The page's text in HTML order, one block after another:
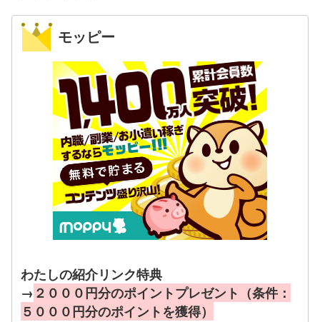
モッピー
わたしの紹介リンク特典
→ ２０００円分のポイントプレゼント（条件：
５０００円分のポイントを獲得）